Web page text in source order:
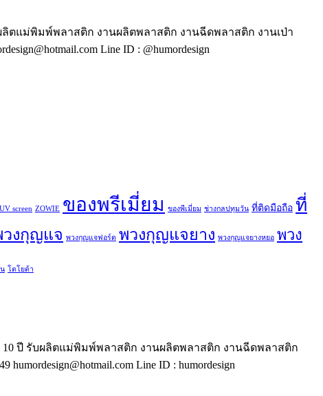
แม่พิมพ์พลาสติก งานผลิตพลาสติก งานฉีดพลาสติก งานเป่า
Line ID : @humordesign
UV screen ZOWIE ของพรีเมี่ยม ของพีเมี่ยม ช่างกลปทุมวัน ที่ติดมือถือ ที่
งกุญแจ พวงกุญแจฟอร์ด พวงกุญแจยาง พวงกุญแจยางหยอ พวง
โตโยต้า
ปี รับผลิตแม่พิมพ์พลาสติก งานผลิตพลาสติก งานฉีดพลาสติก
Line ID : humordesign